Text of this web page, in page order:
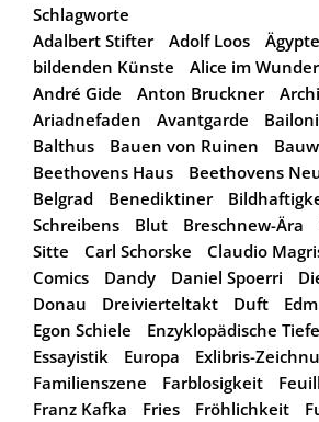
Schlagworte
Adalbert Stifter
Adolf Loos
bildenden Künste
Alice im
André Gide
Anton Bruckner
Ariadnefaden
Avantgarde
Balthus
Bauen von Ruinen
Beethovens Haus
Beethovens
Belgrad
Benediktiner
Schreibens
Blut Breschnew-Ära
Sitte
Carl Schorske Claudio
Comics
Dandy Daniel Spoerri
Donau
Dreivierteltakt Duft
Egon Schiele
Enzyklopädische Tiefe
Essayistik
Europa
Exlibris-
Familienszene
Farblosigkeit
Franz Kafka
Fries Fröhlichkeit